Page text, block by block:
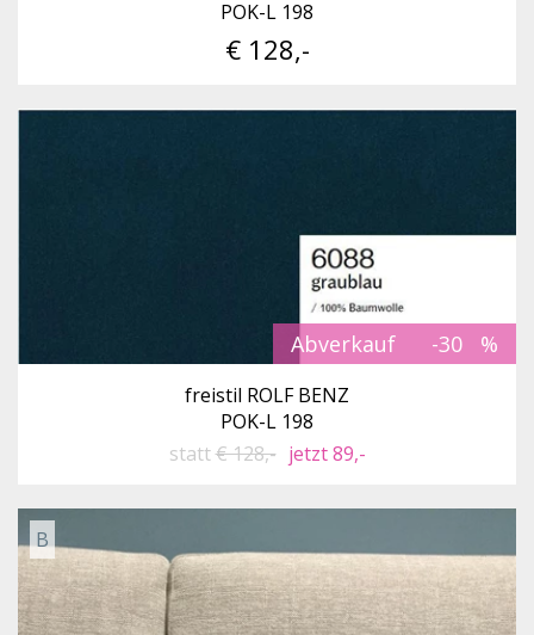
POK-L 198
€ 128,-
Abverkauf -30
freistil ROLF BENZ
POK-L 198
statt€ 128,- jetzt 89,-
B